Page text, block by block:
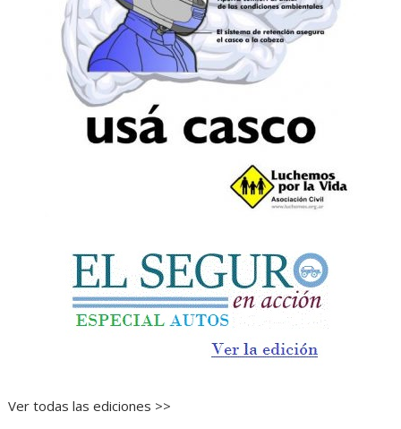
Ver todas las ediciones >>